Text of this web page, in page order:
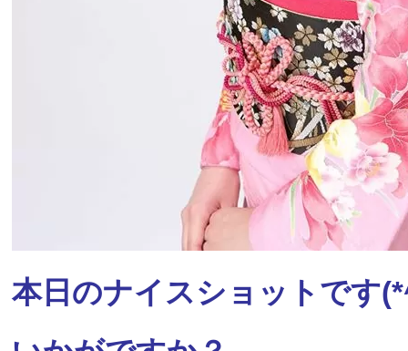
本日のナイスショットです